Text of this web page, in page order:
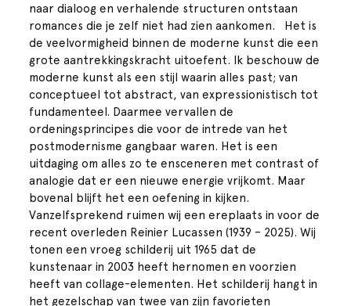
naar dialoog en verhalende structuren ontstaan
romances die je zelf niet had zien aankomen. Het is
de veelvormigheid binnen de moderne kunst die een
grote aantrekkingskracht uitoefent. Ik beschouw de
moderne kunst als een stijl waarin alles past; van
conceptueel tot abstract, van expressionistisch tot
fundamenteel. Daarmee vervallen de
ordeningsprincipes die voor de intrede van het
postmodernisme gangbaar waren. Het is een
uitdaging om alles zo te ensceneren met contrast of
analogie dat er een nieuwe energie vrijkomt. Maar
bovenal blijft het een oefening in kijken.
Vanzelfsprekend ruimen wij een ereplaats in voor de
recent overleden Reinier Lucassen (1939 – 2025). Wij
tonen een vroeg schilderij uit 1965 dat de
kunstenaar in 2003 heeft hernomen en voorzien
heeft van collage-elementen. Het schilderij hangt in
het gezelschap van twee van zijn favorieten